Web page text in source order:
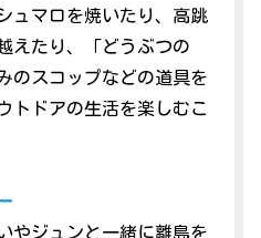
ュマロを焼いたり、高跳
えたり、「どうぶつの
のスコップなどの道具を
トドアの生活を楽しむこ
やジュンと一緒に離島を